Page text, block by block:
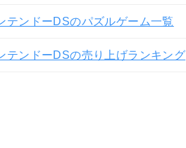
テンドーDSのパズルゲーム一覧
テンドーDSの売り上げランキング